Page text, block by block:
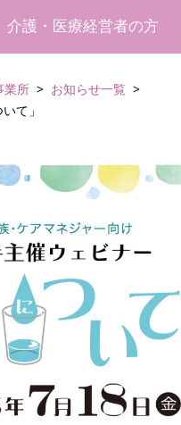
介護・医療経営者の方
業所
お知らせ一覧
て」